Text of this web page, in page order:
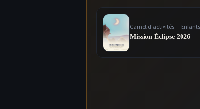
Carnet d'activités —
Mission Éclipse 2026